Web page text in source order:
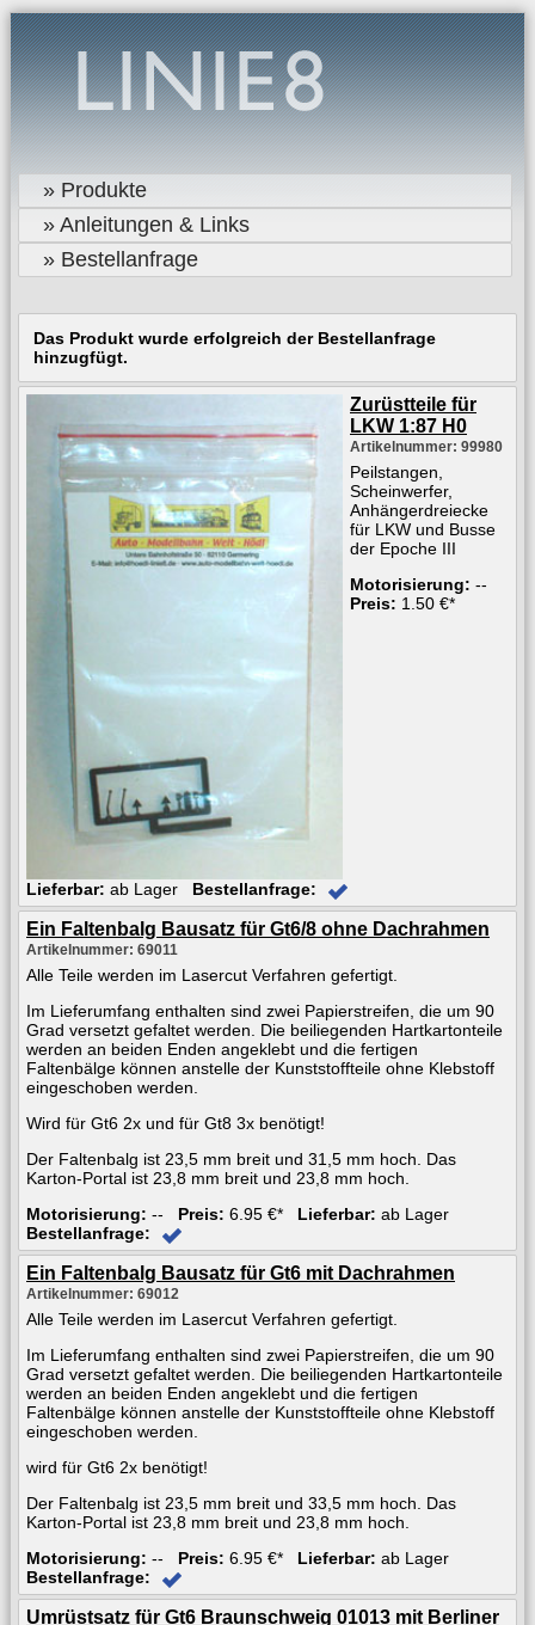
» Produkte
» Anleitungen & Links
» Bestellanfrage
Das Produkt wurde erfolgreich der Bestellanfrage
hinzugfügt.
Zurüstteile für
LKW 1:87 H0
Artikelnummer: 99980
Peilstangen,
Scheinwerfer,
Anhängerdreiecke
für LKW und Busse
der Epoche III
Motorisierung: --
Preis: 1.50 €*
Lieferbar: ab Lager Bestellanfrage:
Ein Faltenbalg Bausatz für Gt6/8 ohne Dachrahmen
Artikelnummer: 69011
Alle Teile werden im Lasercut Verfahren gefertigt.
Im Lieferumfang enthalten sind zwei Papierstreifen, die um 90
Grad versetzt gefaltet werden. Die beiliegenden Hartkartonteile
werden an beiden Enden angeklebt und die fertigen
Faltenbälge können anstelle der Kunststoffteile ohne Klebstoff
eingeschoben werden.
Wird für Gt6 2x und für Gt8 3x benötigt!
Der Faltenbalg ist 23,5 mm breit und 31,5 mm hoch. Das
Karton-Portal ist 23,8 mm breit und 23,8 mm hoch.
Motorisierung: -- Preis: 6.95 €* Lieferbar: ab Lager
Bestellanfrage:
Ein Faltenbalg Bausatz für Gt6 mit Dachrahmen
Artikelnummer: 69012
Alle Teile werden im Lasercut Verfahren gefertigt.
Im Lieferumfang enthalten sind zwei Papierstreifen, die um 90
Grad versetzt gefaltet werden. Die beiliegenden Hartkartonteile
werden an beiden Enden angeklebt und die fertigen
Faltenbälge können anstelle der Kunststoffteile ohne Klebstoff
eingeschoben werden.
wird für Gt6 2x benötigt!
Der Faltenbalg ist 23,5 mm breit und 33,5 mm hoch. Das
Karton-Portal ist 23,8 mm breit und 23,8 mm hoch.
Motorisierung: -- Preis: 6.95 €* Lieferbar: ab Lager
Bestellanfrage:
Umrüstsatz für Gt6 Braunschweig 01013 mit Berliner